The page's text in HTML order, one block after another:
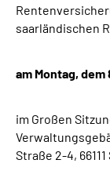
saarländischen
am Montag, dem
im Großen
Straße 2-4,